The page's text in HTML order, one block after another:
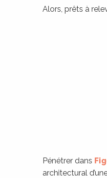
Alors, prêts à
Pénétrer dans
architectural